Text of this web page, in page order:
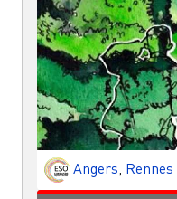
Angers Rennes